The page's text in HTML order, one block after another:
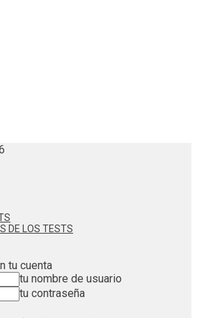
DE LOS TESTS
tu cuenta
tu nombre de usuario
tu contraseña